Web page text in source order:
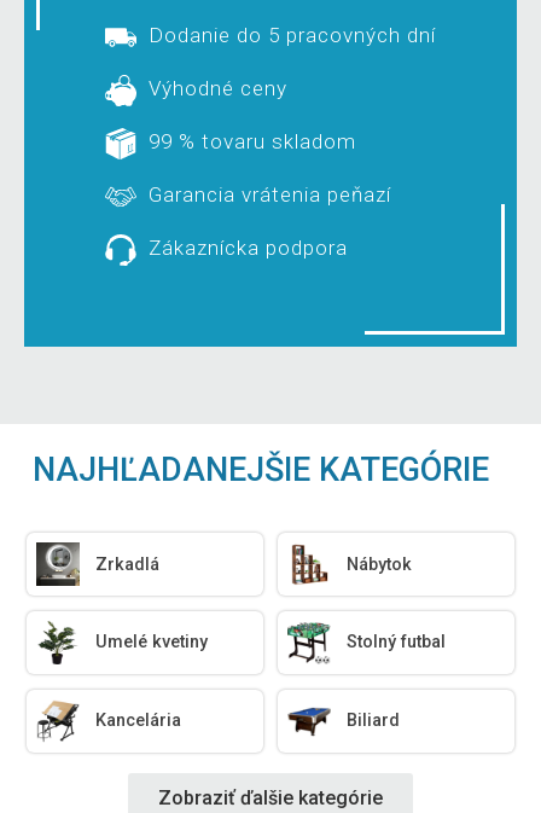
Dodanie do 5 pracovných dní
Výhodné ceny
99 % tovaru skladom
Garancia vrátenia peňazí
Zákaznícka podpora
NAJHĽADANEJŠIE KATEGÓRIE
Zrkadlá Nábytok
Umelé kvetiny Stolný futbal
Kancelária Biliard
Zobraziť ďalšie kategórie